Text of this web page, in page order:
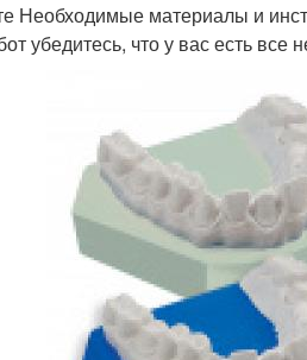
Необходимые материалы и
убедитесь, что у вас есть